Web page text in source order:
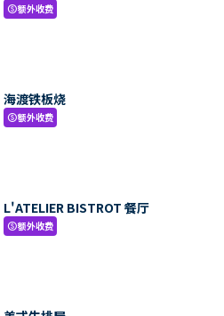
paid额外收费
海渡铁板烧
paid额外收费
L'ATELIER BISTROT 餐厅
paid额外收费